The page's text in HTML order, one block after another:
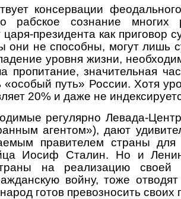
консервации
рабское сознание многих
президента как приговор
они не способны, могут лишь
уровня жизни,
пропитание, значительная
«особый путь» России. Хотя
20% и даже не
регулярно Левада-
агентом»), дают
правителем страны для
Иосиф Сталин. Но и
на реализацию своей
войну, тоже
готов превозносить своих